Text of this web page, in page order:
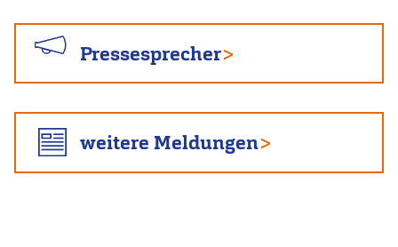
Pressesprecher
weitere Meldungen